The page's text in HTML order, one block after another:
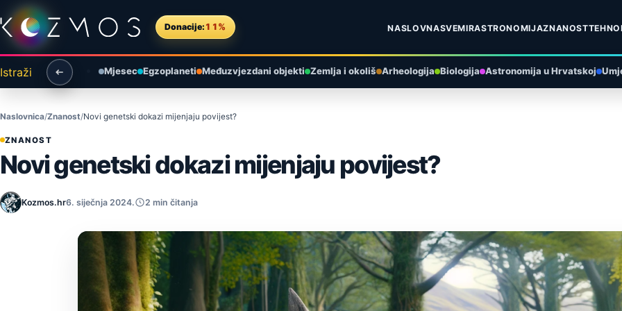
Preskoči na sadržaj
Donacije: 11% NASLOVNASVEMIRASTRONOMIJAZNANOST
Istraži Mjesec Egzoplaneti Međuzvjezdani objekti Zemlja i okoliš Arheologija Biologija Astronomija u Hrvatskoj
Naslovnica Znanost Novi genetski dokazi mijenjaju povijest?
ZNANOST
Novi genetski dokazi mijenjaju povijest?
Kozmos.hr6. siječnja 2024. 2 min čitanja